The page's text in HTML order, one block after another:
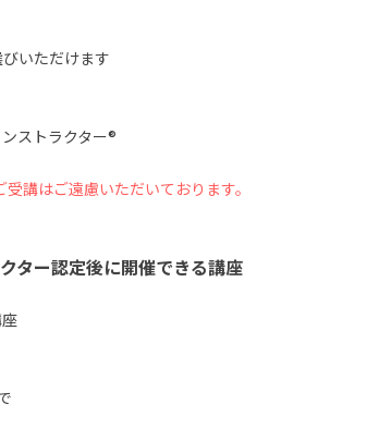
いただけます
ストラクター®
講はご遠慮いただいております。
ター認定後に開催できる講座